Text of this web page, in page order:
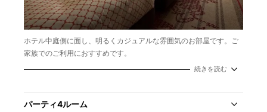
ホテル中庭側に面し、明るくカジュアルな雰囲気のお部屋です。ご
家族でのご利用におすすめです。
ベッドサイズ：110cm×195cm
続きを読む
パーティ4ルーム